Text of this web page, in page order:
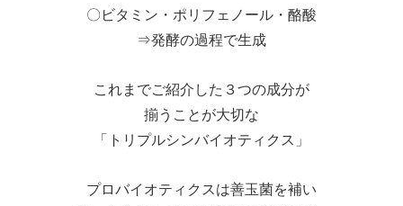
〇ビタミン・ポリフェノール・酪酸
⇒発酵の過程で生成
これまでご紹介した３つの成分が
揃うことが大切な
「トリプルシンバイオティクス」
プロバイオティクスは善玉菌を補い